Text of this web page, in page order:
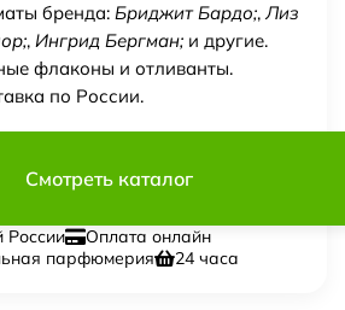
бренда: Бриджит Бардо;, Лиз
, Ингрид Бергман; и другие.
флаконы и отливанты.
по России.
Смотреть каталог
России
Оплата онлайн
парфюмерия
24 часа